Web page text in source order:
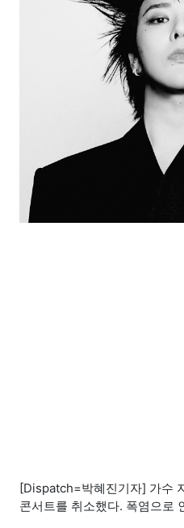
[Dispatch=박혜진기자] 가수
콘서트를 취소했다. 폭염으로